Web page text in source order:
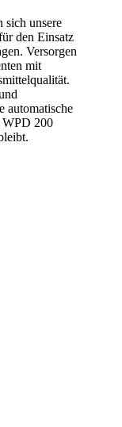
sich unsere
den Einsatz
Versorgen
mit
automatische
WPD 200